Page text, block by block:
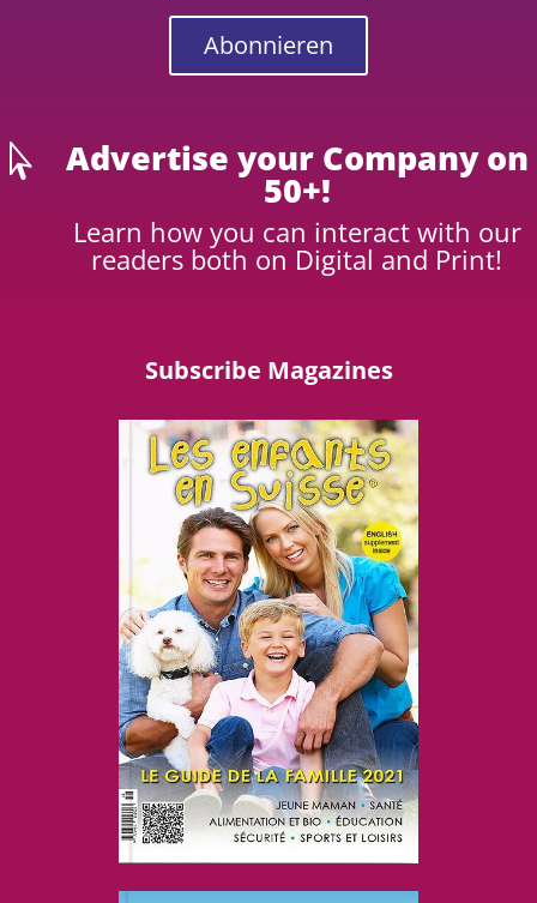
Abonnieren
 Advertise your Company on
50+!
Learn how you can interact with our
readers both on Digital and Print!
Subscribe Magazines